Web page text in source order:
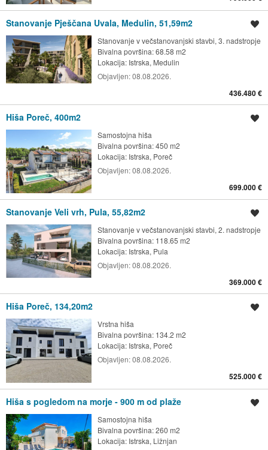
Stanovanje Pješčana Uvala, Medulin, 51,59m2
Stanovanje v večstanovanjski stavbi, 3. nadstropje
Bivalna površina: 68.58 m2
Lokacija: Istrska, Medulin
Objavljen:08.08.2026.
436.480 €
Hiša Poreč, 400m2
Samostojna hiša
Bivalna površina: 450 m2
Lokacija: Istrska, Poreč
Objavljen:08.08.2026.
699.000 €
Stanovanje Veli vrh, Pula, 55,82m2
Stanovanje v večstanovanjski stavbi, 2. nadstropje
Bivalna površina: 118.65 m2
Lokacija: Istrska, Pula
Objavljen:08.08.2026.
369.000 €
Hiša Poreč, 134,20m2
Vrstna hiša
Bivalna površina: 134.2 m2
Lokacija: Istrska, Poreč
Objavljen:08.08.2026.
525.000 €
Hiša s pogledom na morje - 900 m od plaže
Samostojna hiša
Bivalna površina: 260 m2
Lokacija: Istrska, Ližnjan